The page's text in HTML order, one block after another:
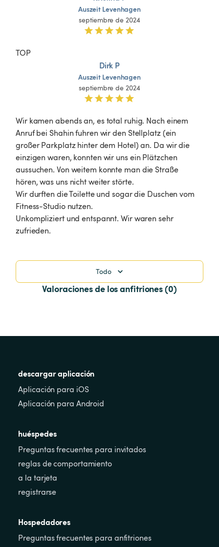
Auszeit Levenhagen
septiembre de 2024
TOP
Dirk P
Auszeit Levenhagen
septiembre de 2024
Wir kamen abends an, es total ruhig. Nach einem
Anruf bei Shahin fuhren wir den Stellplatz (ein
großer Parkplatz hinter dem Hotel) an. Da wir die
einzigen waren, konnten wir uns ein Plätzchen
aussuchen. Von weitem konnte man die Straße
hören, was uns nicht weiter störte.
Wir durften die Toilette und sogar die Duschen vom
Fitness-Studio nutzen.
Unkompliziert und entspannt. Wir waren sehr
zufrieden.
Todo
Valoraciones de los anfitriones (0)
descargar aplicación
Aplicación para iOS
Aplicación para Android
huéspedes
Preguntas frecuentes para invitados
reglas de comportamiento
a la tarjeta
registrarse
Hospedadores
Preguntas frecuentes para anfitriones